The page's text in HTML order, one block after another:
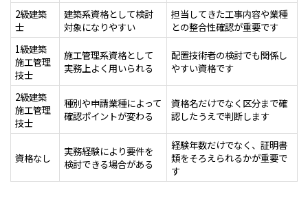
2級建築
士
建築系資格として検討
対象になりやすい
担当してきた工事内容や業種
との整合性確認が重要です
1級建築
施工管理
技士
施工管理系資格として
実務上よく用いられる
配置技術者の検討でも関係し
やすい資格です
2級建築
施工管理
技士
種別や申請業種によって
確認ポイントが変わる
資格名だけでなく区分まで確
認したうえで判断します
資格なし
実務経験により要件を
検討できる場合がある
経験年数だけでなく、証明書
類をそろえられるかが重要で
す